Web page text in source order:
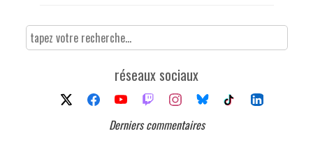
réseaux sociaux
Derniers commentaires